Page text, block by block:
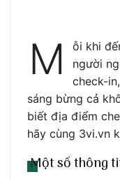
M
ỗi khi
người
check-
sáng bừng cả
biết địa điểm
hãy cùng 3vi.vn
Một số thông